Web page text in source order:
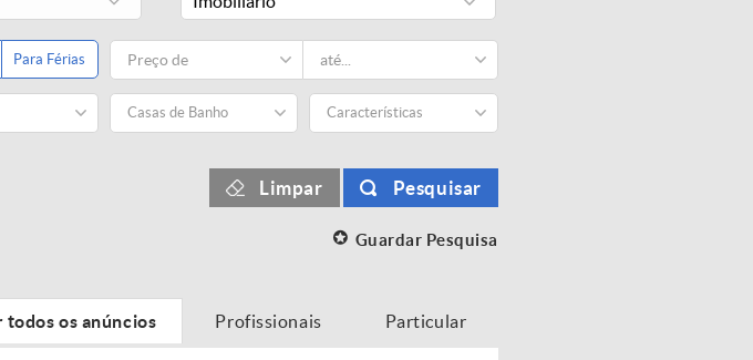
Para Férias
Casas de Banho Características
Limpar Pesquisar
Guardar Pesquisa
todos os anúncios Profissionais Particular